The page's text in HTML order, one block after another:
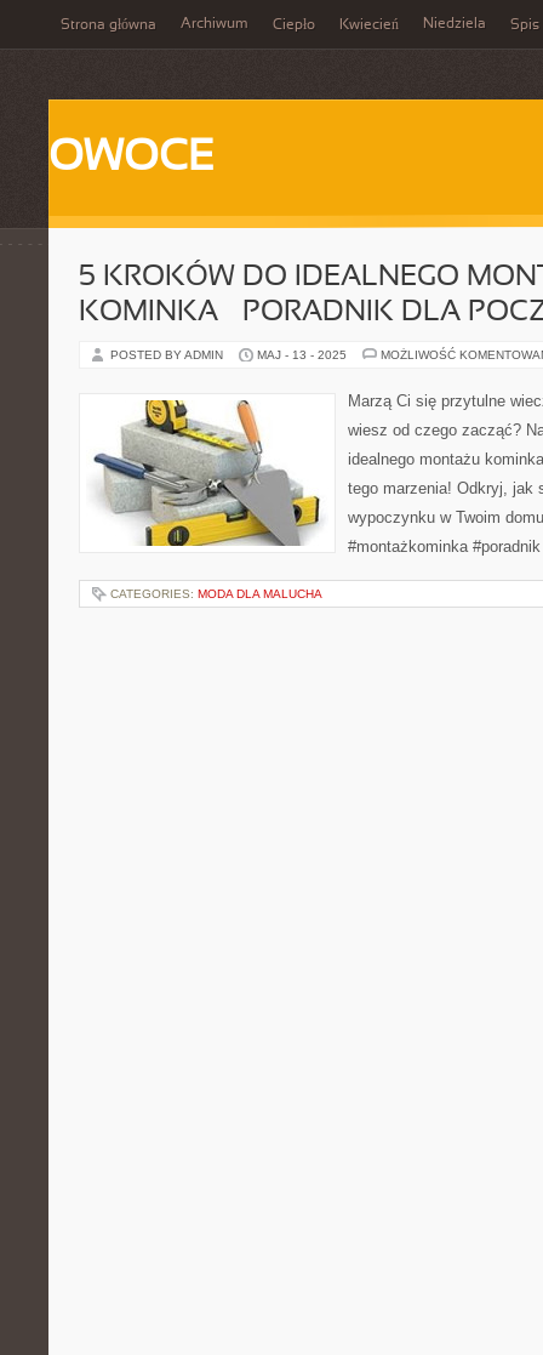
Strona główna Archiwum Ciepło Kwiecień Niedziela Spis
OWOCE
5 KROKÓW DO IDEALNEGO
KOMINKA – PORADNIK DLA
POSTED BY ADMIN MAJ - 13 - 2025 MOŻLIWOŚĆ
Marzą Ci się przytulne
wiesz od czego zacząć?
idealnego montażu
tego marzenia! Odkryj, jak
wypoczynku w Twoim
#montażkominka #poradnik
CATEGORIES: MODA DLA MALUCHA